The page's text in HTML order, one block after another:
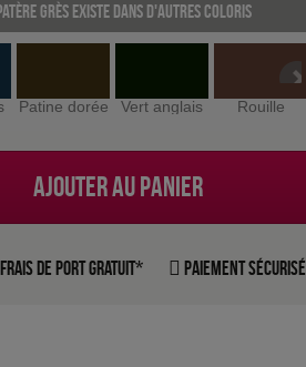
Grès existe dans d'autres coloris
Patine dorée Vert anglais Rouille
Ajouter au panier
Frais de port gratuit* Paiement sécurisé